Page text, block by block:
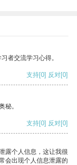
者交流学习心得。
支持[0] 反对[0]
秘。
支持[0] 反对[0]
露个人信息，这让我很
会出现个人信息泄露的